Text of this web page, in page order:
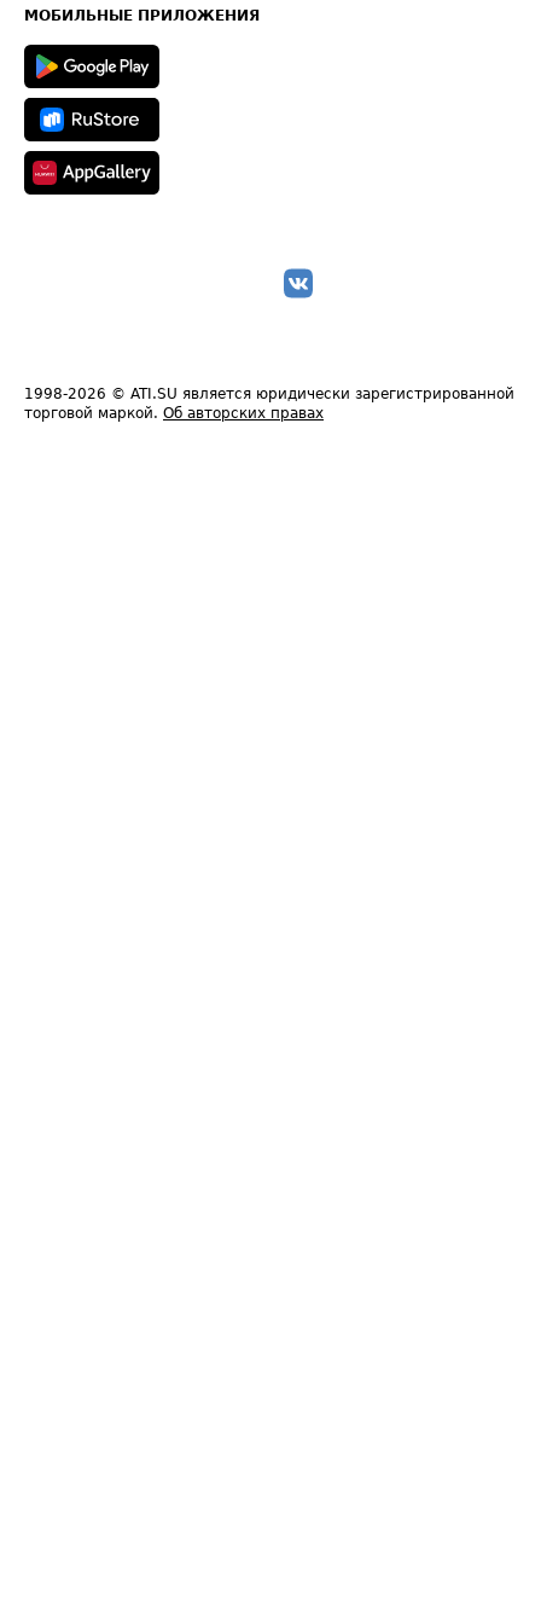
Техническая информация
МОБИЛЬНЫЕ ПРИЛОЖЕНИЯ
1998-2026 © ATI.SU является юридически зарегистрированной
торговой маркой. Об авторских правах